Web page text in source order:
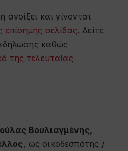
και γίνονται
επίσημης σελίδας. Δείτε
καθώς
της τελευταίας
Βουλιαγμένης,
, ως οικοδεσπότης /